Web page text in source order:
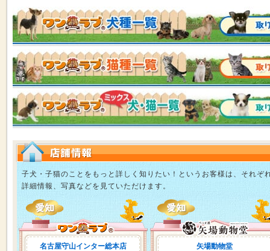
子犬・子猫のことをもっと詳しく知りたい！というお客様は、それぞ
詳細情報、写真などを見ていただけます。
名古屋守山インター総本店 矢場動物堂